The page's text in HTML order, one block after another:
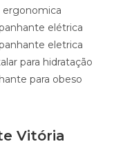
ergonomica
elétrica
eletrica
para hidratação
para obeso
Vitória